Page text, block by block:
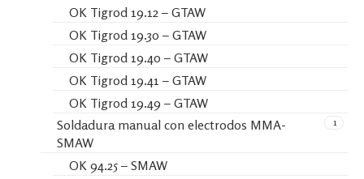
OK Tigrod 19.12 – GTAW
OK Tigrod 19.30 – GTAW
OK Tigrod 19.40 – GTAW
OK Tigrod 19.41 – GTAW
OK Tigrod 19.49 – GTAW
1
Soldadura manual con electrodos MMA-
SMAW
OK 94.25 – SMAW